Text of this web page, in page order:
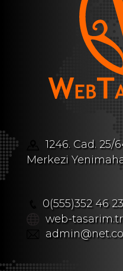
1246. Cad. 25/
Merkezi
0(555)352 46
web-tasarim.tr